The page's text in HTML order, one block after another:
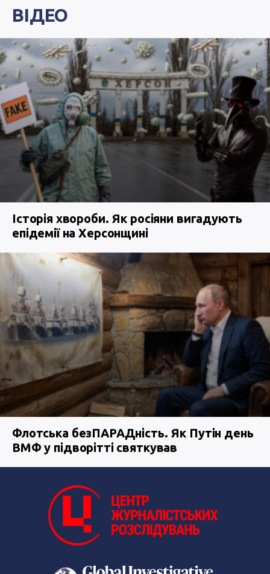
ВІДЕО
Історія хвороби. Як росіяни вигадують
епідемії на Херсонщині
Флотська безПАРАДність. Як Путін день
ВМФ у підворітті святкував